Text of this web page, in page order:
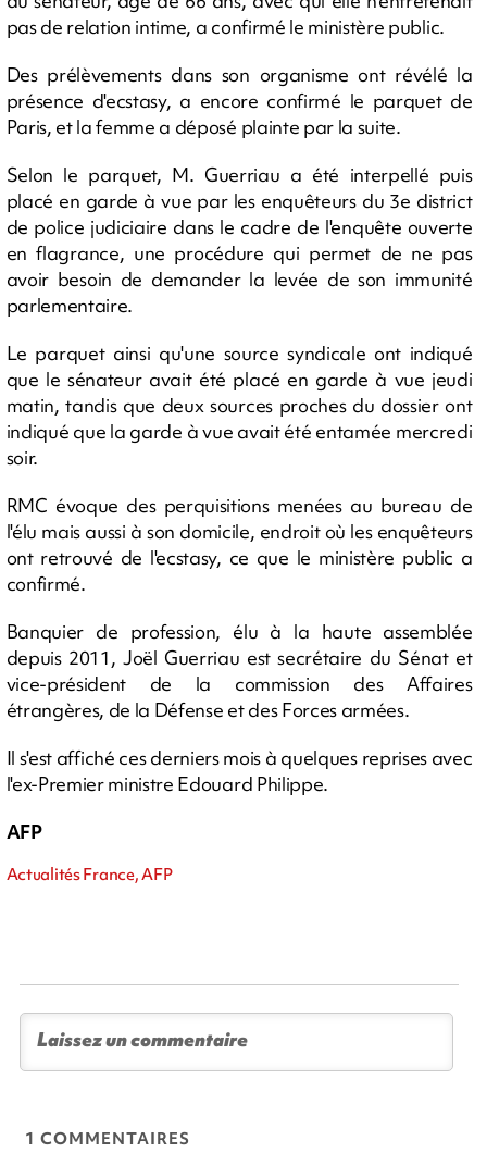
pas de relation intime, a confirmé le ministère public.
Des prélèvements dans son organisme ont révélé la
présence d'ecstasy, a encore confirmé le parquet de
Paris, et la femme a déposé plainte par la suite.
Selon le parquet, M. Guerriau a été interpellé puis
placé en garde à vue par les enquêteurs du 3e district
de police judiciaire dans le cadre de l'enquête ouverte
en flagrance, une procédure qui permet de ne pas
avoir besoin de demander la levée de son immunité
parlementaire.
Le parquet ainsi qu'une source syndicale ont indiqué
que le sénateur avait été placé en garde à vue jeudi
matin, tandis que deux sources proches du dossier ont
indiqué que la garde à vue avait été entamée mercredi
soir.
RMC évoque des perquisitions menées au bureau de
l'élu mais aussi à son domicile, endroit où les enquêteurs
ont retrouvé de l'ecstasy, ce que le ministère public a
confirmé.
Banquier de profession, élu à la haute assemblée
depuis 2011, Joël Guerriau est secrétaire du Sénat et
vice-président de la commission des Affaires
étrangères, de la Défense et des Forces armées.
Il s'est affiché ces derniers mois à quelques reprises avec
l'ex-Premier ministre Edouard Philippe.
AFP
Actualités France, AFP
1 COMMENTAIRES